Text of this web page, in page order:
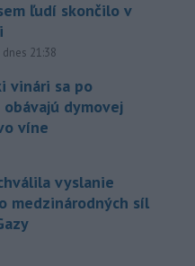
ľudí skončilo v
dnes 21:38
vinári sa po
dymovej
víne
vyslanie
medzinárodných síl